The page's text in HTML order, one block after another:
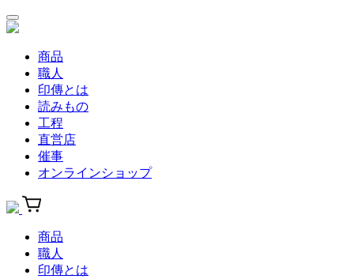
商品
職人
印傳とは
読みもの
工程
直営店
催事
オンラインショップ
商品
職人
印傳とは